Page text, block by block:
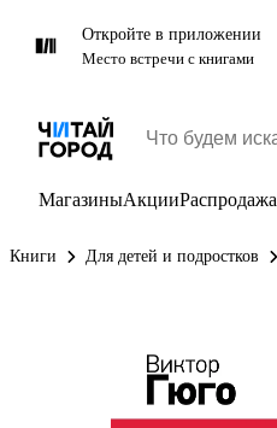
Откройте в приложении
Место встречи с книгами
МагазиныАкцииРаспродажа
Книги Для детей и подростков